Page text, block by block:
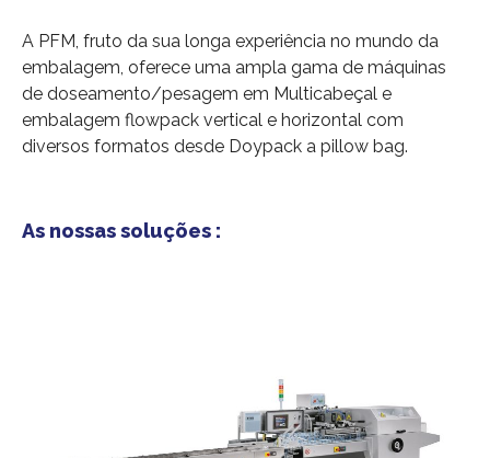
A PFM, fruto da sua longa experiência no mundo da
embalagem, oferece uma ampla gama de máquinas
de doseamento/pesagem em Multicabeçal e
embalagem flowpack vertical e horizontal com
diversos formatos desde Doypack a pillow bag.
As nossas soluções :